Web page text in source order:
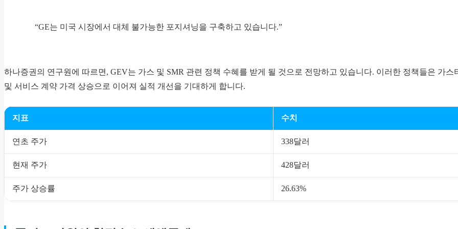
“GE는 미국 시장에서 대체 불가능한 포지셔닝을 구축하고 있습니다.”
하나증권의 연구원에 따르면, GEV는 가스 및 SMR 관련 정책 수혜를 받게 될 것으로 전망하고 있습니다. 이러한 정책들은 가스
및 서비스 계약 가격 상승으로 이어져 실적 개선을 기대하게 합니다.
지표 수치
연초 주가 338달러
현재 주가 428달러
주가 상승률 26.63%